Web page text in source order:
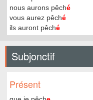
nous aurons pêché
vous aurez pêché
ils auront pêché
Subjonctif
Présent